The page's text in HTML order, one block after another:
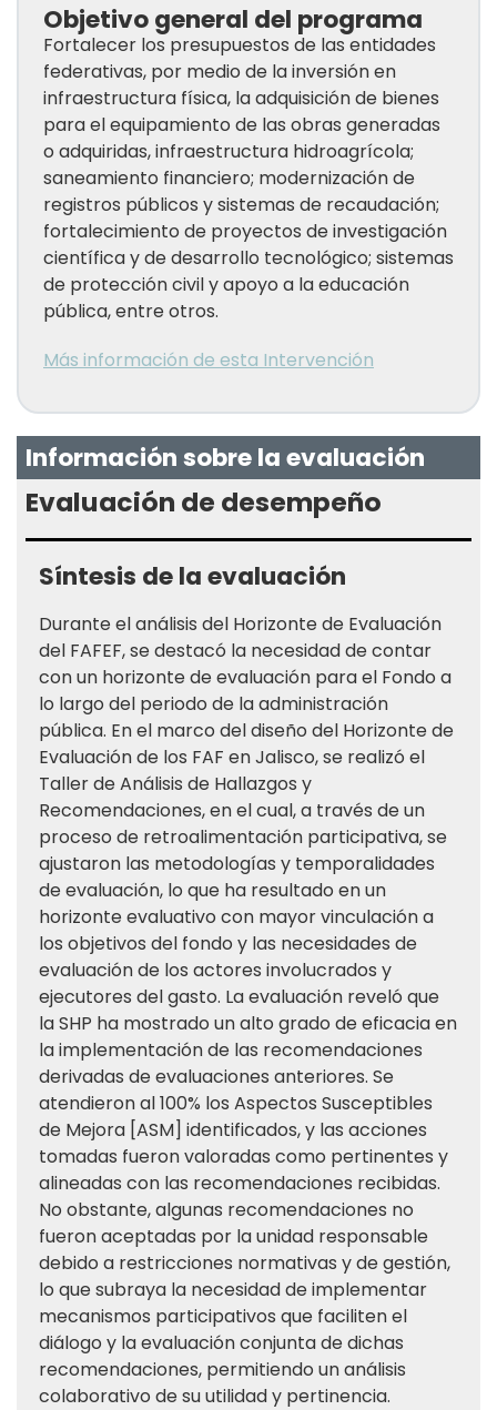
Objetivo general del programa
Fortalecer los presupuestos de las entidades
federativas, por medio de la inversión en
infraestructura física, la adquisición de bienes
para el equipamiento de las obras generadas
o adquiridas, infraestructura hidroagrícola;
saneamiento financiero; modernización de
registros públicos y sistemas de recaudación;
fortalecimiento de proyectos de investigación
científica y de desarrollo tecnológico; sistemas
de protección civil y apoyo a la educación
pública, entre otros.
Más información de esta Intervención
Información sobre la evaluación
Evaluación de desempeño
Síntesis de la evaluación
Durante el análisis del Horizonte de Evaluación
del FAFEF, se destacó la necesidad de contar
con un horizonte de evaluación para el Fondo a
lo largo del periodo de la administración
pública. En el marco del diseño del Horizonte de
Evaluación de los FAF en Jalisco, se realizó el
Taller de Análisis de Hallazgos y
Recomendaciones, en el cual, a través de un
proceso de retroalimentación participativa, se
ajustaron las metodologías y temporalidades
de evaluación, lo que ha resultado en un
horizonte evaluativo con mayor vinculación a
los objetivos del fondo y las necesidades de
evaluación de los actores involucrados y
ejecutores del gasto. La evaluación reveló que
la SHP ha mostrado un alto grado de eficacia en
la implementación de las recomendaciones
derivadas de evaluaciones anteriores. Se
atendieron al 100% los Aspectos Susceptibles
de Mejora [ASM] identificados, y las acciones
tomadas fueron valoradas como pertinentes y
alineadas con las recomendaciones recibidas.
No obstante, algunas recomendaciones no
fueron aceptadas por la unidad responsable
debido a restricciones normativas y de gestión,
lo que subraya la necesidad de implementar
mecanismos participativos que faciliten el
diálogo y la evaluación conjunta de dichas
recomendaciones, permitiendo un análisis
colaborativo de su utilidad y pertinencia.